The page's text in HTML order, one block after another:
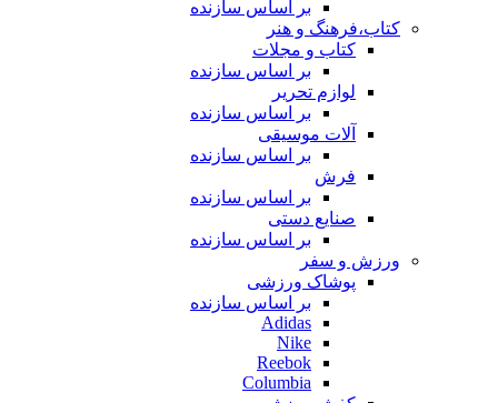
بر اساس سازنده
کتاب،فرهنگ و هنر
کتاب و مجلات
بر اساس سازنده
لوازم تحریر
بر اساس سازنده
آلات موسیقی
بر اساس سازنده
فرش
بر اساس سازنده
صنایع دستی
بر اساس سازنده
ورزش و سفر
پوشاک ورزشی
بر اساس سازنده
Adidas
Nike
Reebok
Columbia